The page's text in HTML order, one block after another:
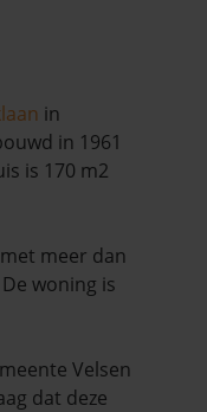
in
in 1961
is 170 m2
meer dan
woning is
Velsen
dat deze